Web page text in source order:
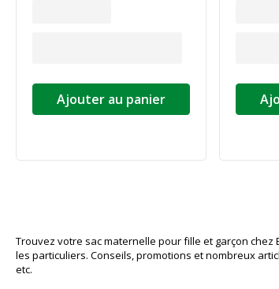
Ajouter au panier
Trouvez votre sac maternelle pour fille et garçon
les particuliers. Conseils, promotions et nombreux
etc.